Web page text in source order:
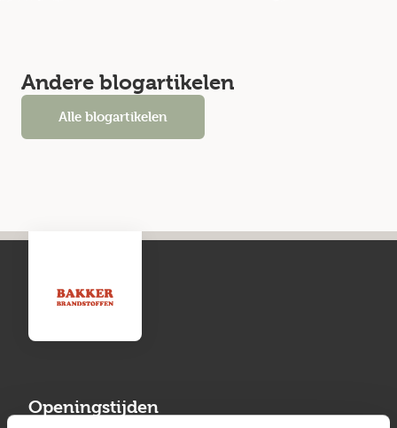
Andere blogartikelen
Alle blogartikelen
Openingstijden